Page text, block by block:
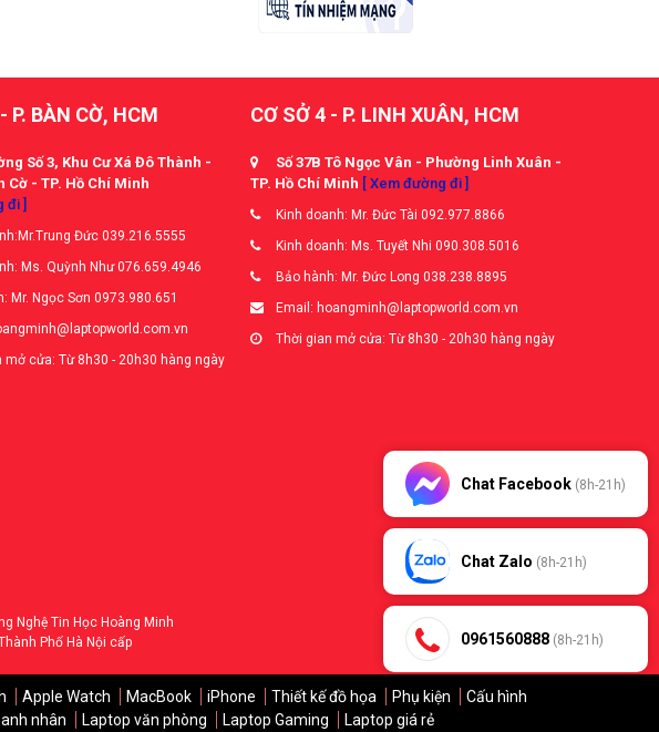
P. BÀN CỜ, HCM
Số 3, Khu Cư Xá Đô Thành -
Cờ - TP. Hồ Chí Minh
đi ]
Đức 039.216.5555
Ms. Quỳnh Như 076.659.4946
Mr. Ngọc Sơn 0973.980.651
mở cửa: Từ 8h30 - 20h30 hàng ngày
CƠ SỞ 4 - P. LINH XUÂN, HCM
Số 37B Tô Ngọc Vân - Phường Linh Xuân -
TP. Hồ Chí Minh [ Xem đường đi ]
Kinh doanh: Mr. Đức Tài 092.977.8866
Kinh doanh: Ms. Tuyết Nhi 090.308.5016
Bảo hành: Mr. Đức Long 038.238.8895
Email: hoangminh@laptopworld.com.vn
Thời gian mở cửa: Từ 8h30 - 20h30 hàng ngày
Nghệ Tin Học Hoàng Minh
Phố Hà Nội cấp
Apple Watch MacBook iPhone Thiết kế đồ họa Phụ kiện
Cấu hình
nhân Laptop văn phòng Laptop Gaming Laptop giá rẻ
Chat Facebook (8h-21h)
Chat Zalo (8h-21h)
0961560888 (8h-21h)